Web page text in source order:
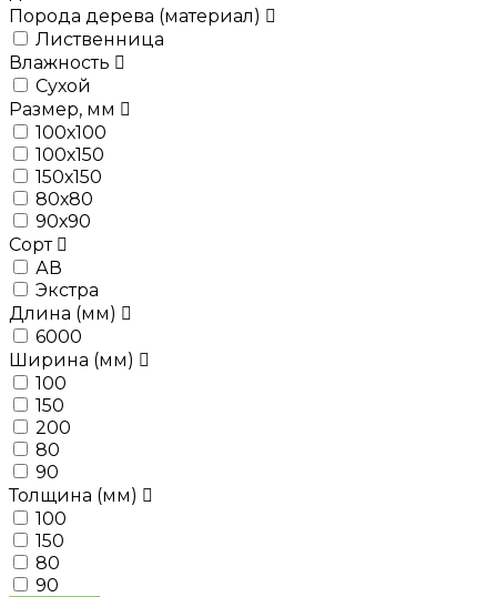
Порода дерева (материал)
Лиственница
Влажность
Сухой
Размер, мм
100х100
100х150
150х150
80х80
90х90
Сорт
АВ
Экстра
Длина (мм)
6000
Ширина (мм)
100
150
200
80
90
Толщина (мм)
100
150
80
90